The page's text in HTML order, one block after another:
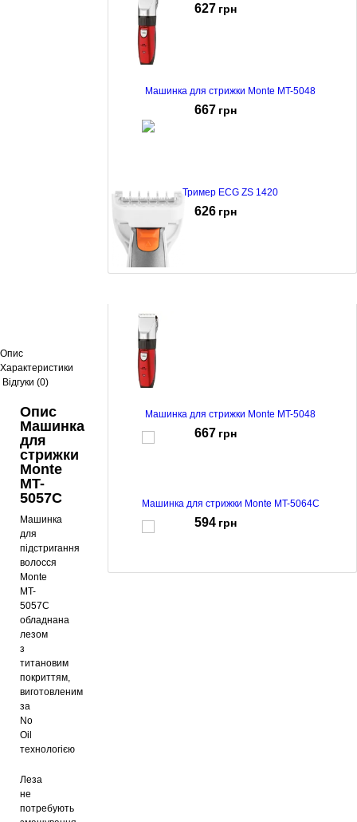
627 грн
Машинка для стрижки Monte MT-5048
667 грн
Тример ECG ZS 1420
626 грн
Машинка для стрижки Monte MT-5048
667 грн
Машинка для стрижки Monte MT-5064C
594 грн
Опис
Характеристики
Відгуки (0)
Опис
Машинка
для
стрижки
Monte
MT-
5057C
Машинка
для
підстригання
волосся
Monte
MT-
5057C
обладнана
лезом
з
титановим
покриттям,
виготовленим
за
No
Oil
технологією
Леза
не
потребують